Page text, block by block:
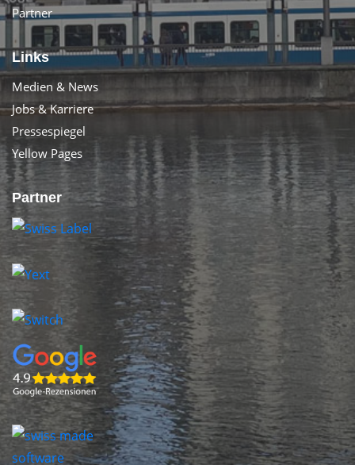
Partner
Links
Medien & News
Jobs & Karriere
Pressespiegel
Yellow Pages
Partner